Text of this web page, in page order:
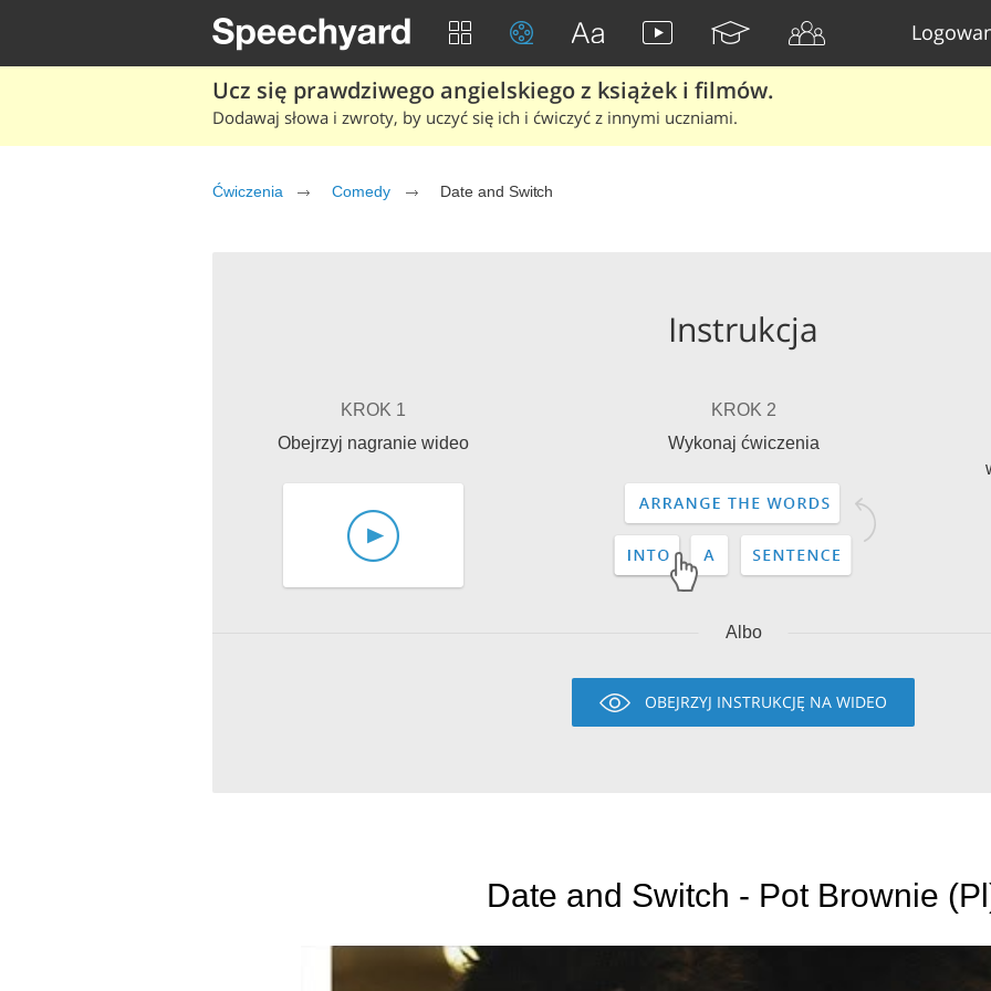
Ucz się prawdziwego angielskiego z książek i filmów.
Dodawaj słowa i zwroty, by uczyć się ich i ćwiczyć z innymi uczniami.
Ćwiczenia Comedy Date and Switch
Instrukcja
KROK 1
Obejrzyj nagranie wideo
KROK 2
Wykonaj ćwiczenia
Albo
OBEJRZYJ INSTRUKCJĘ NA WIDEO
Date and Switch - Pot Brownie